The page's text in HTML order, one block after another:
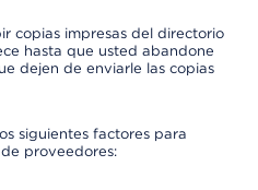
copias impresas del directorio
hasta que usted abandone
dejen de enviarle las copias
siguientes factores para
proveedores: